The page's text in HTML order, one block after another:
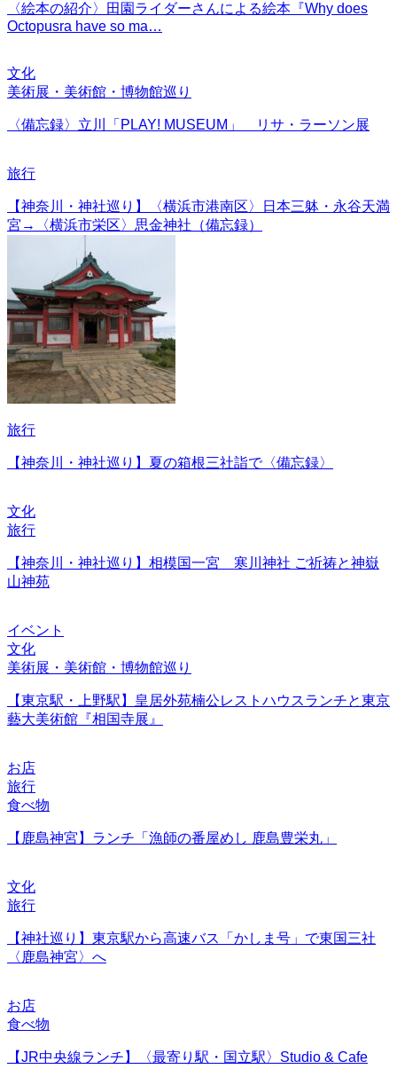
〈絵本の紹介〉田園ライダーさんによる絵本『Why does
Octopusra have so ma…
文化
美術展・美術館・博物館巡り
〈備忘録〉立川「PLAY! MUSEUM」 リサ・ラーソン展
旅行
【神奈川・神社巡り】〈横浜市港南区〉日本三躰・永谷天満
宮→〈横浜市栄区〉思金神社（備忘録）
旅行
【神奈川・神社巡り】夏の箱根三社詣で〈備忘録〉
文化
旅行
【神奈川・神社巡り】相模国一宮 寒川神社 ご祈祷と神嶽
山神苑
イベント
文化
美術展・美術館・博物館巡り
【東京駅・上野駅】皇居外苑楠公レストハウスランチと東京
藝大美術館『相国寺展』
お店
旅行
食べ物
【鹿島神宮】ランチ「漁師の番屋めし 鹿島豊栄丸」
文化
旅行
【神社巡り】東京駅から高速バス「かしま号」で東国三社
〈鹿島神宮〉へ
お店
食べ物
【JR中央線ランチ】〈最寄り駅・国立駅〉Studio & Cafe